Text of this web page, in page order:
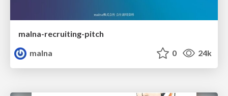
malna-recruiting-pitch
malna
0 24k